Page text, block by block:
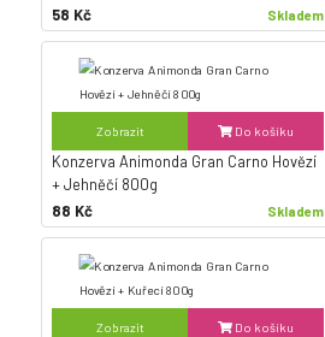
58 Kč Skladem
Zobrazit Do košíku
Konzerva Animonda Gran Carno Hovězí
+ Jehněčí 800g
88 Kč
Skladem
Zobrazit Do košíku